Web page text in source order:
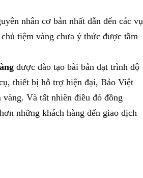
nhân cơ bản nhất dẫn đến các vụ
tiệm vàng chưa ý thức được tầm
được đào tạo bài bản đạt trình độ
thiết bị hỗ trợ hiện đại, Bảo Việt
Và tất nhiên điều đó đồng
những khách hàng đến giao dịch